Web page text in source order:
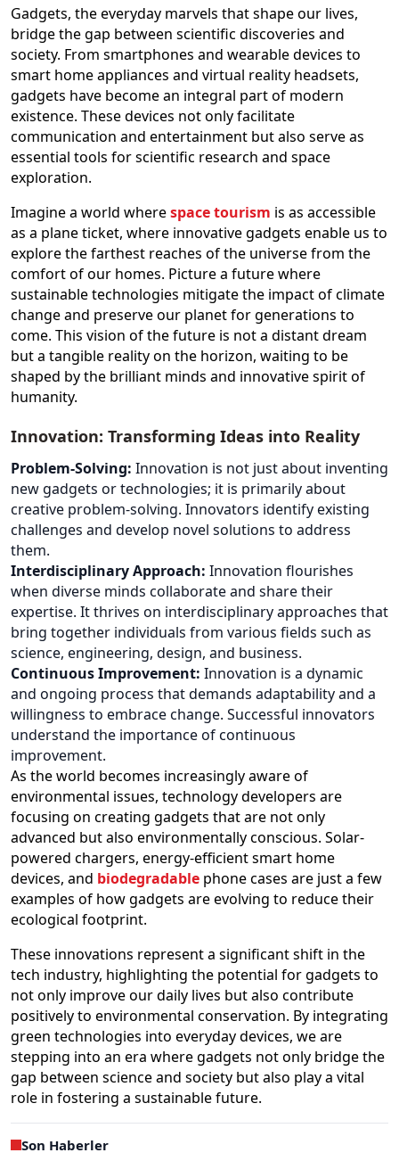
Gadgets, the everyday marvels that shape our lives,
bridge the gap between scientific discoveries and
society. From smartphones and wearable devices to
smart home appliances and virtual reality headsets,
gadgets have become an integral part of modern
existence. These devices not only facilitate
communication and entertainment but also serve as
essential tools for scientific research and space
exploration.
Imagine a world wherespace tourism is as accessible
as a plane ticket, where innovative gadgets enable us to
explore the farthest reaches of the universe from the
comfort of our homes. Picture a future where
sustainable technologies mitigate the impact of climate
change and preserve our planet for generations to
come. This vision of the future is not a distant dream
but a tangible reality on the horizon, waiting to be
shaped by the brilliant minds and innovative spirit of
humanity.
Innovation: Transforming Ideas into Reality
Problem-Solving: Innovation is not just about inventing
new gadgets or technologies; it is primarily about
creative problem-solving. Innovators identify existing
challenges and develop novel solutions to address
them.
Interdisciplinary Approach: Innovation flourishes
when diverse minds collaborate and share their
expertise. It thrives on interdisciplinary approaches that
bring together individuals from various fields such as
science, engineering, design, and business.
Continuous Improvement: Innovation is a dynamic
and ongoing process that demands adaptability and a
willingness to embrace change. Successful innovators
understand the importance of continuous
improvement.
As the world becomes increasingly aware of
environmental issues, technology developers are
focusing on creating gadgets that are not only
advanced but also environmentally conscious. Solar-
powered chargers, energy-efficient smart home
devices, and biodegradable phone cases are just a few
examples of how gadgets are evolving to reduce their
ecological footprint.
These innovations represent a significant shift in the
tech industry, highlighting the potential for gadgets to
not only improve our daily lives but also contribute
positively to environmental conservation. By integrating
green technologies into everyday devices, we are
stepping into an era where gadgets not only bridge the
gap between science and society but also play a vital
role in fostering a sustainable future.
Son Haberler